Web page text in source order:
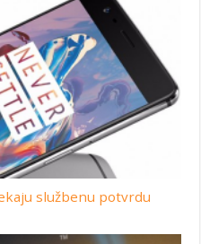
službenu potvrdu